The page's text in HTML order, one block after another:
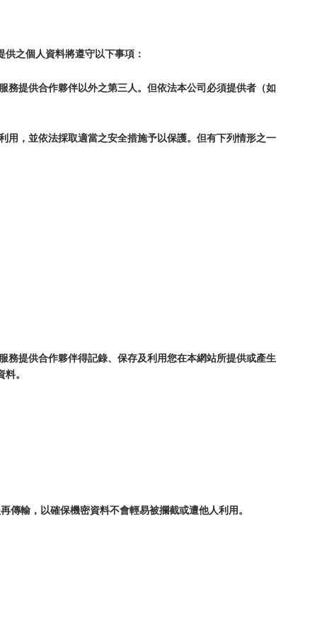
之個人資料將遵守以下事項：
務提供合作夥伴以外之第三人。但依法本公司必須提供者（如
用，並依法採取適當之安全措施予以保護。但有下列情形之一
務提供合作夥伴得記錄、保存及利用您在本網站所提供或產生
。
傳輸，以確保機密資料不會輕易被攔截或遭他人利用。